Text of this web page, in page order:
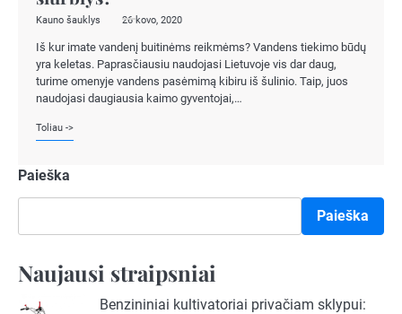
Kauno šauklys 26 kovo, 2020
Iš kur imate vandenį buitinėms reikmėms? Vandens tiekimo būdų
yra keletas. Paprasčiausiu naudojasi Lietuvoje vis dar daug,
turime omenyje vandens pasėmimą kibiru iš šulinio. Taip, juos
naudojasi daugiausia kaimo gyventojai,…
Toliau ->
Paieška
Paieška
Naujausi straipsniai
Benzininiai kultivatoriai privačiam sklypui: